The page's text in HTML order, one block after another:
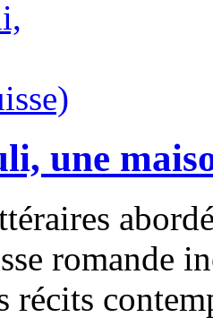
une
romande
récits